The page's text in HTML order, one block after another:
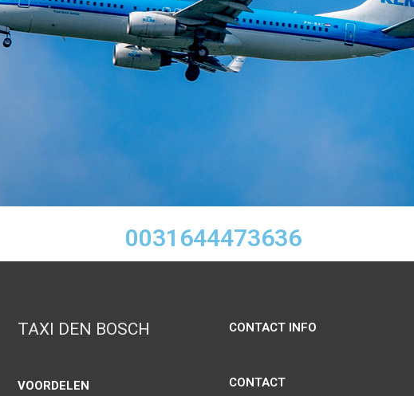
0031644473636
TAXI DEN BOSCH
VOORDELEN
CONTACT INFO
CONTACT